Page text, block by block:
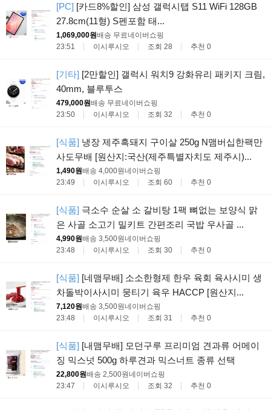
[PC] [카드8%할인] 삼성 갤럭시탭 S11 WiFi 128GB
27.8cm(11형) S펜포함 태...
1,069,000원배송 무료네이버쇼핑
23:51
이시루시오 조회 28 추천 0
[기타] [2만할인] 갤럭시 워치9 강화유리 패키지 크림,
40mm, 블루투스
479,000원배송 무료네이버쇼핑
23:50
이시루시오 조회 32 추천 0
[식품] 냉장 제주흑돼지 구이살 250g N맴버십한팩만
사도무배 [원산지:국산(제주특별자치도 제주시)...
1,490원배송 4,000원네이버쇼핑
23:49
이시루시오 조회 60 추천 0
[식품] 극소수 순살 소 갈비탕 1팩 뼈없는 보양식 맑
은 사골 소고기 밀키트 간편조리 국밥 우사골 ...
4,990원배송 3,500원네이버쇼핑
23:48
이시루시오 조회 30 추천 0
[식품] [네맴무배] 소소한형제 한우 육회 육사시미 생
차돌박이사시미 뭉티기 육우 HACCP [원산지...
7,120원배송 3,500원네이버쇼핑
23:48
이시루시오 조회 31 추천 0
[식품] [내맴무배] 모던구루 프리미엄 견과류 어메이
징 믹스넛 500g 하루견과 믹스너트 종류 선택
22,800원배송 2,500원네이버쇼핑
23:47
이시루시오 조회 32 추천 0